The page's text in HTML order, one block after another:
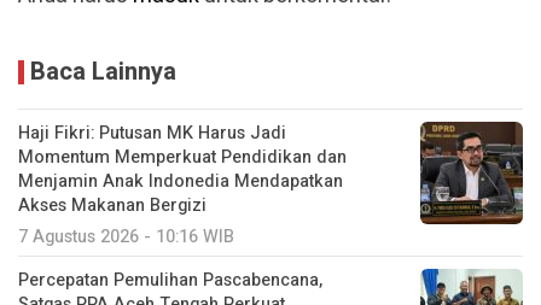
Baca Lainnya
Haji Fikri: Putusan MK Harus Jadi
Momentum Memperkuat Pendidikan dan
Menjamin Anak Indonedia Mendapatkan
Akses Makanan Bergizi
7 Agustus 2026 - 10:16 WIB
Percepatan Pemulihan Pascabencana,